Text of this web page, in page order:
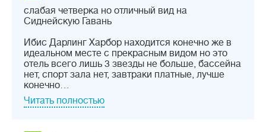
cлабая четверка но отличный вид на
Сиднейскую Гавань
Ибис Дарлинг Харбор находится конечно же в
идеальном месте с прекрасным видом но это
отель всего лишь 3 звезды не больше, бассейна
нет, cпорт зала нет, завтраки платные, лучше
конечно…
Читать полностью